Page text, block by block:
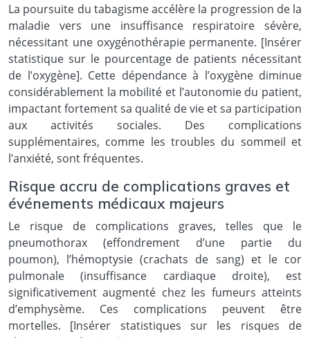
La poursuite du tabagisme accélère la progression de la
maladie vers une insuffisance respiratoire sévère,
nécessitant une oxygénothérapie permanente. [Insérer
statistique sur le pourcentage de patients nécessitant
de l’oxygène]. Cette dépendance à l’oxygène diminue
considérablement la mobilité et l’autonomie du patient,
impactant fortement sa qualité de vie et sa participation
aux activités sociales. Des complications
supplémentaires, comme les troubles du sommeil et
l’anxiété, sont fréquentes.
Risque accru de complications graves et
événements médicaux majeurs
Le risque de complications graves, telles que le
pneumothorax (effondrement d’une partie du
poumon), l’hémoptysie (crachats de sang) et le cor
pulmonale (insuffisance cardiaque droite), est
significativement augmenté chez les fumeurs atteints
d’emphysème. Ces complications peuvent être
mortelles. [Insérer statistiques sur les risques de